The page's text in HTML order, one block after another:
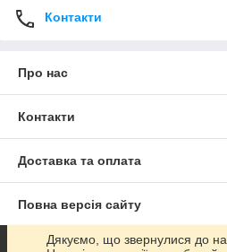
Контакти
Про нас
Контакти
Доставка та оплата
Повна версія сайту
Сайт створено на маркетплейсі
Дякуємо, що звернулися до